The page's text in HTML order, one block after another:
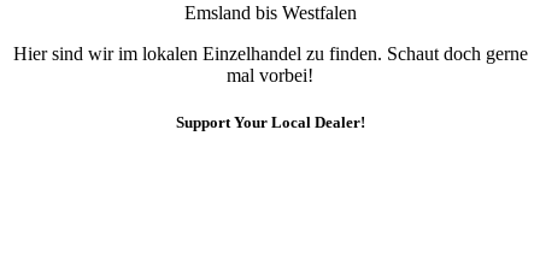
Emsland bis Westfalen
Hier sind wir im lokalen Einzelhandel zu finden. Schaut doch gerne
mal vorbei!
Support Your Local Dealer!